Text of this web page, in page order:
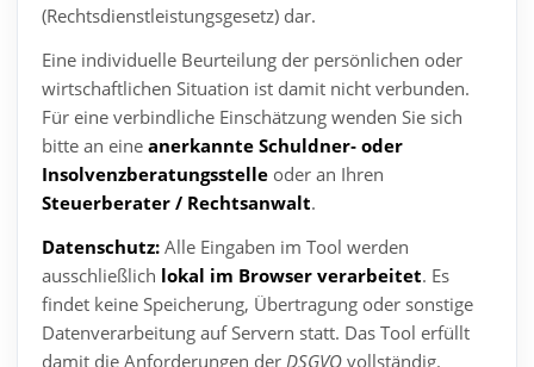
(Rechtsdienstleistungsgesetz) dar.
Eine individuelle Beurteilung der persönlichen oder
wirtschaftlichen Situation ist damit nicht verbunden.
Für eine verbindliche Einschätzung wenden Sie sich
bitte an eine anerkannte Schuldner‑ oder
Insolvenzberatungsstelle oder an Ihren
Steuerberater / Rechtsanwalt.
Datenschutz: Alle Eingaben im Tool werden
ausschließlich lokal im Browser verarbeitet. Es
findet keine Speicherung, Übertragung oder sonstige
Datenverarbeitung auf Servern statt. Das Tool erfüllt
damit die Anforderungen der DSGVO vollständig.